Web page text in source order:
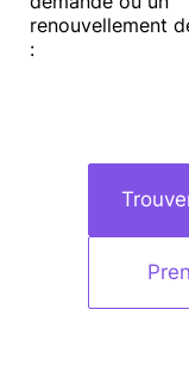
renouvellement
: